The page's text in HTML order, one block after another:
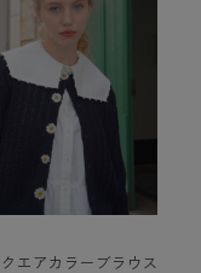
エアカラーブラウス